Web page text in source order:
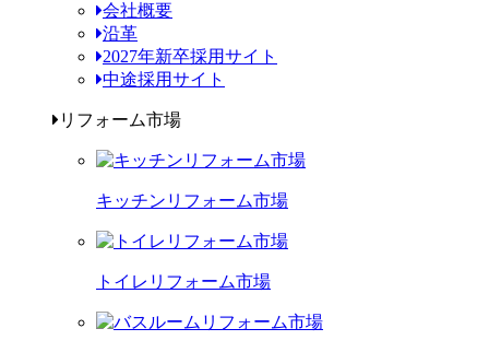
会社概要
沿革
2027年新卒採用サイト
中途採用サイト
リフォーム市場
キッチンリフォーム市場
トイレリフォーム市場